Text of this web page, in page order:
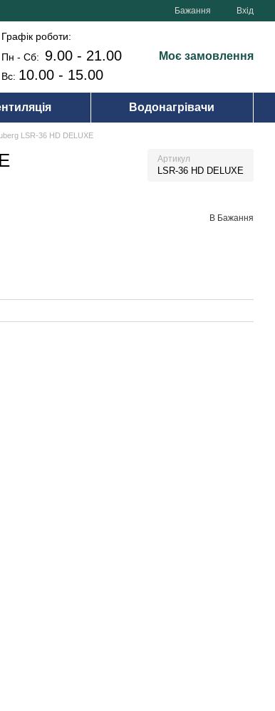
Бажання Вхід
Графік роботи:
Пн - Сб: 9.00 - 21.00
Вс: 10.00 - 15.00
Моє замовлення
Водонагрівачи
LSR-36 HD DELUXE
Артикул
LSR-36 HD DELUXE
В Бажання